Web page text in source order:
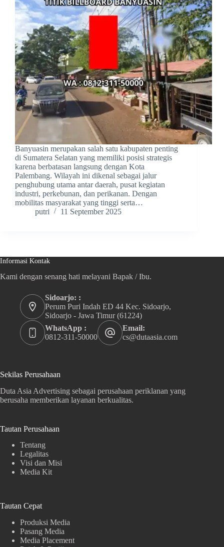
Banyuasin merupakan salah satu kabupaten penting
di Sumatera Selatan yang memiliki posisi strategis
karena berbatasan langsung dengan Kota
Palembang. Wilayah ini dikenal sebagai jalur
penghubung utama antar daerah, pusat kegiatan
industri, perkebunan, dan perikanan. Dengan
mobilitas masyarakat yang tinggi serta…
putri
11 September 2025
Informasi Kontak
Kami dengan senang hati melayani Bapak / Ibu.
Sidoarjo: :
Perum Puri Indah ED 44 Kec. Sidoarjo,
Sidoarjo - Jawa Timur (61224)
WhatsApp :
0812-311-50000
Email:
cs@dutaasia.com
Sekilas Perusahaan
Duta Asia Advertising sebagai perusahaan periklanan yang
berusaha memberikan layanan berkualitas.
Tautan Perusahaan
Tentang
Legalitas
Visi dan Misi
Media Kit
Tautan Cepat
Produksi Media
Pasang Media
Media Placement